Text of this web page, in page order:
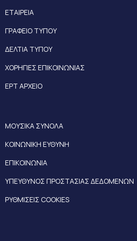
ΕΤΑΙΡΕΙΑ
ΓΡΑΦΕΙΟ ΤΥΠΟΥ
ΔΕΛΤΙΑ ΤΥΠΟΥ
ΧΟΡΗΓΙΕΣ ΕΠΙΚΟΙΝΩΝΙΑΣ
ΕΡΤ ΑΡΧΕΙΟ
ΜΟΥΣΙΚΑ ΣΥΝΟΛΑ
ΚΟΙΝΩΝΙΚΗ ΕΥΘΥΝΗ
ΕΠΙΚΟΙΝΩΝΙΑ
ΥΠΕΥΘΥΝΟΣ ΠΡΟΣΤΑΣΙΑΣ ΔΕΔΟΜΕΝΩΝ
ΡΥΘΜΙΣΕΙΣ COOKIES